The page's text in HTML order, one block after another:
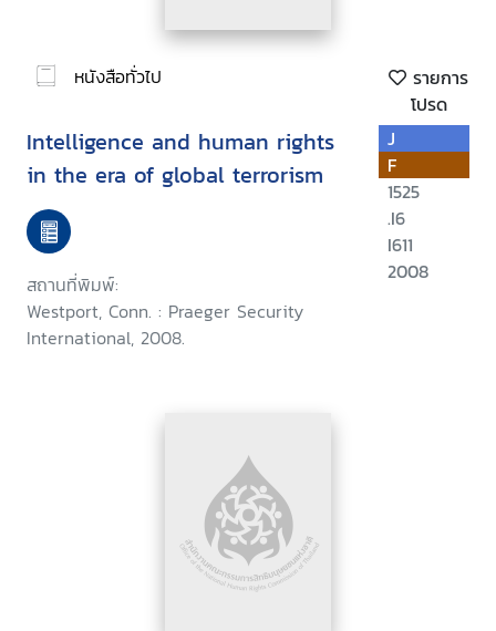
หนังสือทั่วไป
รายการ
โปรด
Intelligence and human rights
in the era of global terrorism
สถานที่พิมพ์:
Westport, Conn. : Praeger Security
International, 2008.
J
F
1525
.I6
I611
2008